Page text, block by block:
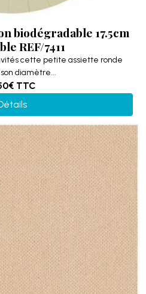
biodégradable 17.5cm
REF/7411
cette petite assiette ronde
diamètre...
TTC